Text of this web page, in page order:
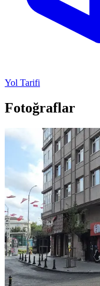
Yol Tarifi
Fotoğraflar